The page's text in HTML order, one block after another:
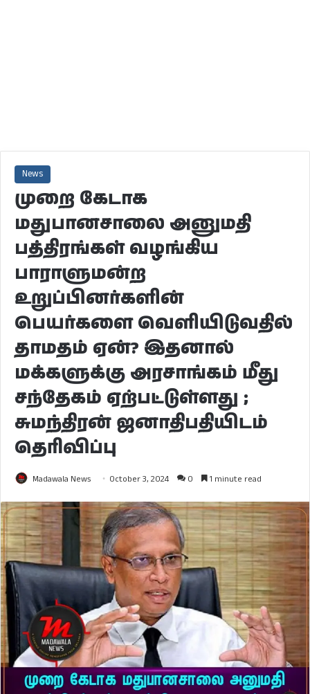
News
முறை கேடாக
மதுபானசாலை அனுமதி
பத்திரங்கள் வழங்கிய
பாராளுமன்ற
உறுப்பினர்களின்
பெயர்களை வெளியிடுவதில்
தாமதம் ஏன்? இதனால்
மக்களுக்கு அரசாங்கம் மீது
சந்தேகம் ஏற்பட்டுள்ளது ;
சுமந்திரன் ஜனாதிபதியிடம்
தெரிவிப்பு
Madawala News October 3, 2024 0 1 minute read